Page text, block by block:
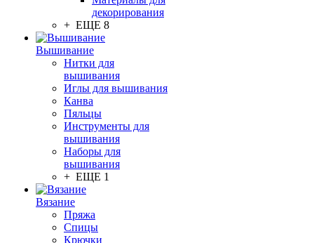
декорирования
+ ЕЩЕ 8
Вышивание
Нитки для
вышивания
Иглы для вышивания
Канва
Пяльцы
Инструменты для
вышивания
Наборы для
вышивания
+ ЕЩЕ 1
Вязание
Пряжа
Спицы
Крючки